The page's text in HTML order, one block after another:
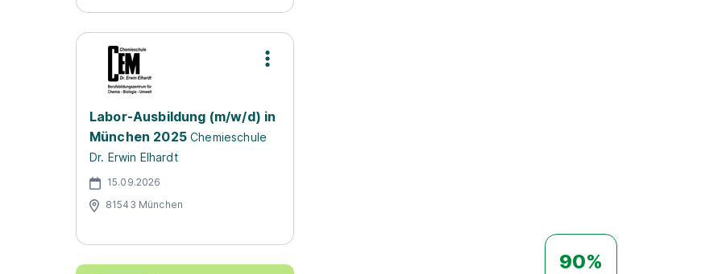
Labor-Ausbildung (m/w/d) in
München 2025 Chemieschule
Dr. Erwin Elhardt
15.09.2026
81543 München
90%